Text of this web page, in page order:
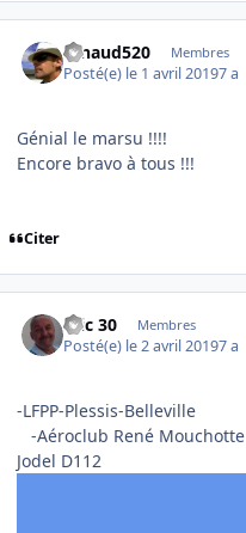
arnaud520 Membres
Posté(e) le 1 avril 20197 a
Génial le marsu !!!!
Encore bravo à tous !!!
Citer
Eric 30 Membres
Posté(e) le 2 avril 20197 a
-LFPP-Plessis-Belleville
-Aéroclub René Mouchotte
Jodel D112